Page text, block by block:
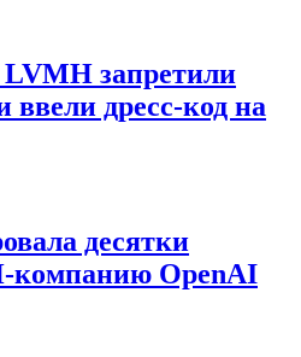
запретили
дресс-код на
десятки
компанию OpenAI